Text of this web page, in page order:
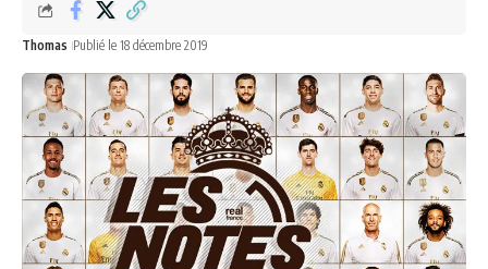
Thomas Publié le 18 décembre 2019